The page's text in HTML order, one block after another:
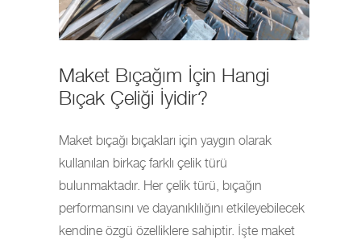
Maket Bıçağım İçin Hangi
Bıçak Çeliği İyidir?
Maket bıçağı bıçakları için yaygın olarak
kullanılan birkaç farklı çelik türü
bulunmaktadır. Her çelik türü, bıçağın
performansını ve dayanıklılığını etkileyebilecek
kendine özgü özelliklere sahiptir. İşte maket